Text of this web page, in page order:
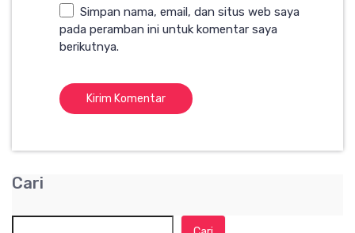
Simpan nama, email, dan situs web saya
pada peramban ini untuk komentar saya
berikutnya.
Cari